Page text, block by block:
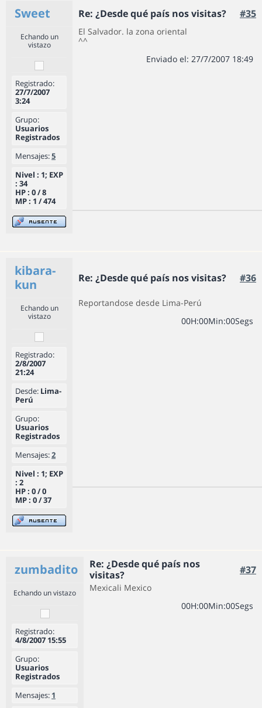
Sweet Re: ¿Desde qué país nos visitas? #35
Echando un
vistazo
Registrado:
27/7/2007
3:24
Grupo:
Usuarios
Registrados
Mensajes:5
Nivel : 1; EXP
: 34
HP : 0 / 8
MP : 1 / 474
El Salvador. la zona oriental
^^
Enviado el: 27/7/2007 18:49
kibara-
kun
Re: ¿Desde qué país nos visitas? #36
Echando un
vistazo
Registrado:
2/8/2007
21:24
Desde: Lima-
Perú
Grupo:
Usuarios
Registrados
Mensajes:2
Nivel : 1; EXP
: 2
HP : 0 / 0
MP : 0 / 37
Reportandose desde Lima-Perú
00H:00Min:00Segs
zumbadito
Re: ¿Desde qué país nos
visitas?
#37
Echando un vistazo
Registrado:
4/8/2007 15:55
Grupo:
Usuarios
Registrados
Mensajes: 1
Mexicali Mexico
00H:00Min:00Segs